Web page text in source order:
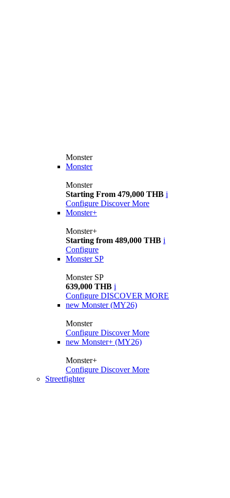
Monster
Monster
Monster
Starting From 479,000 THB i
Configure Discover More
Monster+
Monster+
Starting from 489,000 THB i
Configure
Monster SP
Monster SP
639,000 THB i
Configure DISCOVER MORE
new Monster (MY26)
Monster
Configure Discover More
new Monster+ (MY26)
Monster+
Configure Discover More
Streetfighter